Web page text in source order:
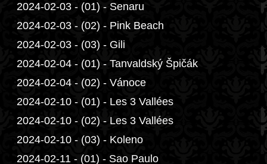
2024-02-03 - (01) - Senaru
2024-02-03 - (02) - Pink Beach
2024-02-03 - (03) - Gili
2024-02-04 - (01) - Tanvaldský Špičák
2024-02-04 - (02) - Vánoce
2024-02-10 - (01) - Les 3 Vallées
2024-02-10 - (02) - Les 3 Vallées
2024-02-10 - (03) - Koleno
2024-02-11 - (01) - Sao Paulo